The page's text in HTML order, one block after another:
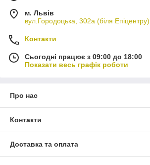
м. Львів
вул.Городоцька, 302а (біля
Контакти
Сьогодні працює з 09:00 до 18:00
Показати весь графік роботи
Про нас
Контакти
Доставка та оплата